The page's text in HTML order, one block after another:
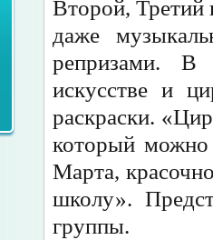
Второй,
даже
репризами. В
искусстве и
раскраски.
который
Марта,
школу».
группы.